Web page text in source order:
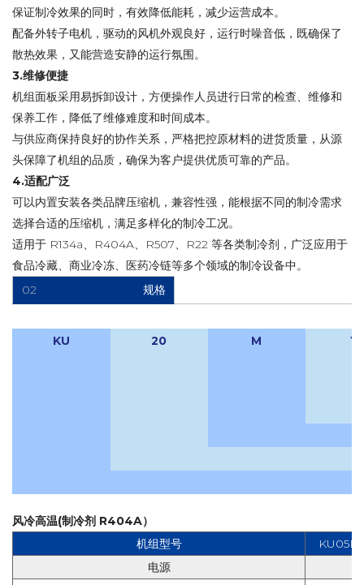
保证制冷效果的同时，有效降低能耗，减少运营成本。​
配备外转子电机，驱动的风机外观良好，运行时噪音低，既确保了
散热效果，又能营造安静的运行氛围。​
3.维修便捷
机组面板采用易拆卸设计，方便操作人员进行日常的检查、维修和
保养工作，降低了维修难度和时间成本。​
与供应商保持良好的协作关系，严格把控原材料的进货质量，从源
头保障了机组的品质，确保为客户提供优质可靠的产品。​
4.适配广泛
可以内置安装各类品牌压缩机，兼容性强，能根据不同的制冷需求
选择合适的压缩机，满足多样化的制冷工况。​
适用于 R134a、R404A、R507、R22 等各类制冷剂，广泛应用于
食品冷藏、商业冷冻、医药冷链等多个领域的制冷设备中。​
02
规格
KU 20 M Y
风冷高温(制冷剂 R404A）
机组型号
电源